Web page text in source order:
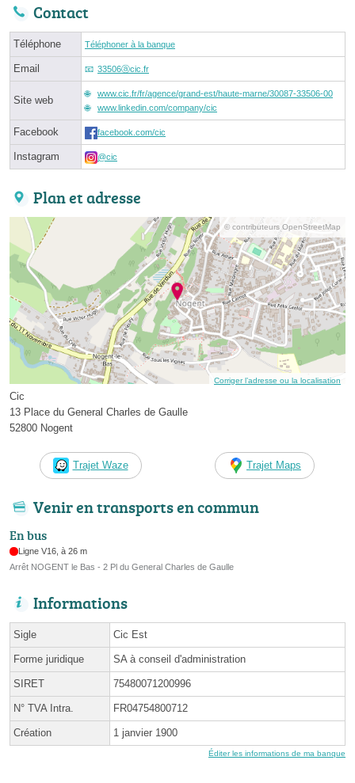
Contact
Téléphone Téléphoner à la banque
Email 33506ⓐcic.fr
Site web
www.cic.fr/fr/agence/grand-est/haute-marne/30087-33506-00
www.linkedin.com/company/cic
Facebook facebook.com/cic
Instagram @cic
Plan et adresse
© contributeurs OpenStreetMap
Corriger l’adresse ou la localisation
Cic
13 Place du General Charles de Gaulle
52800 Nogent
Trajet Waze Trajet Maps
Venir en transports en commun
En bus
Ligne V16, à 26 m
Arrêt NOGENT le Bas - 2 Pl du General Charles de Gaulle
Informations
Sigle Cic Est
Forme juridique SA à conseil d'administration
SIRET 75480071200996
N° TVA Intra. FR04754800712
Création 1 janvier 1900
Éditer les informations de ma banque